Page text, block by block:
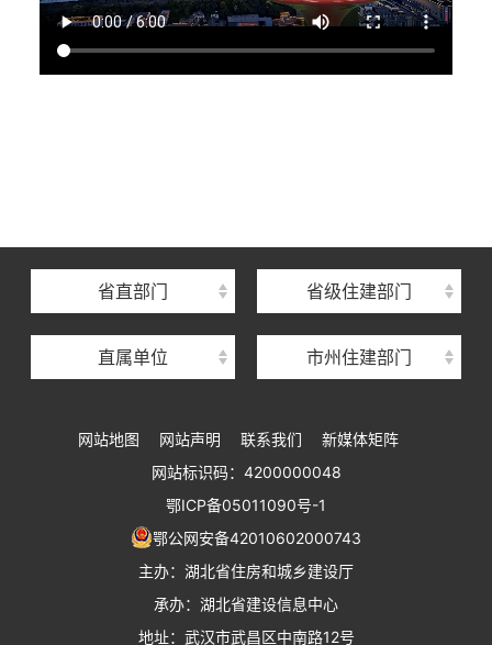
省直部门 省级住建部门
直属单位
湖北省住房保障中心
湖北省建设工程质量安全监督总站
湖北省建设工程标准定额管理总站
湖北省住建厅执业资格注册中心
湖北省城乡建设发展中心
湖北城市建设职业技术学院
市州住建部门
网站地图 网站声明 联系我们
新媒体矩阵
网站标识码：4200000048
鄂ICP备05011090号-1
鄂公网安备42010602000743
主办：湖北省住房和城乡建设厅
承办：湖北省建设信息中心
地址：武汉市武昌区中南路12号